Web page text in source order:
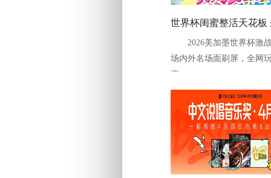
世界杯闺蜜整活天花板
森咪咕音乐互动专区
大片
2026美加墨世界杯激
场内外名场面刷屏，全网
直...